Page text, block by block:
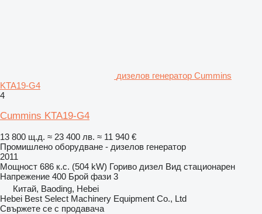
дизелов генератор Cummins
KTA19-G4
4
Cummins KTA19-G4
13 800 щ.д. ≈ 23 400 лв. ≈ 11 940 €
Промишлено оборудване - дизелов генератор
2011
Мощност 686 к.с. (504 kW) Гориво дизел Вид стационарен
Напрежение 400 Брой фази 3
Китай, Baoding, Hebei
Hebei Best Select Machinery Equipment Co., Ltd
Свържете се с продавача